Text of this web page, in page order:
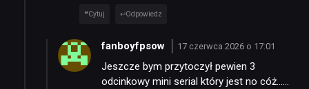
Cytuj Odpowiedz
fanboyfpsow 17 czerwca 2026 o 17:01
Jeszcze bym przytoczył pewien 3
odcinkowy mini serial który jest no cóż……